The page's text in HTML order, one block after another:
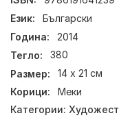
Език:
Български
Година:
2014
Тегло:
380
Размер:
14 х 21 см
Корици:
Меки
Категории: